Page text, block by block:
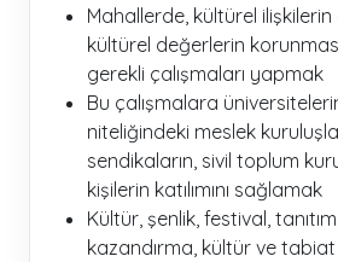
Mahallerde, kültürel
kültürel değerlerin
gerekli çalışmaları yapmak
Bu çalışmalara
niteliğindeki meslek
sendikaların, sivil toplum
kişilerin katılımını sağlamak
Kültür, şenlik, festival,
kazandırma, kültür ve tabiat